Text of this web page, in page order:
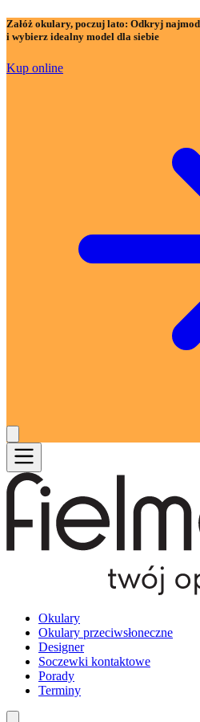
Załóż okulary, poczuj lato: Odkryj
i wybierz idealny model dla siebie
Kup online
Okulary
Okulary przeciwsłoneczne
Designer
Soczewki kontaktowe
Porady
Terminy